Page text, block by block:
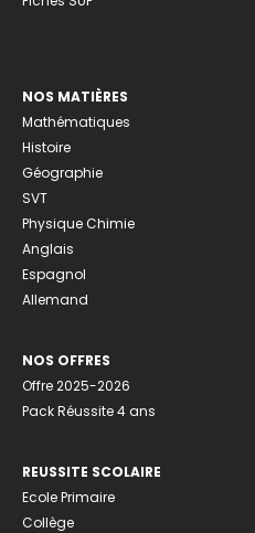
NOS MATIÈRES
Mathématiques
Histoire
Géographie
SVT
Physique Chimie
Anglais
Espagnol
Allemand
NOS OFFRES
Offre 2025-2026
Pack Réussite 4 ans
REUSSITE SCOLAIRE
Ecole Primaire
Collège